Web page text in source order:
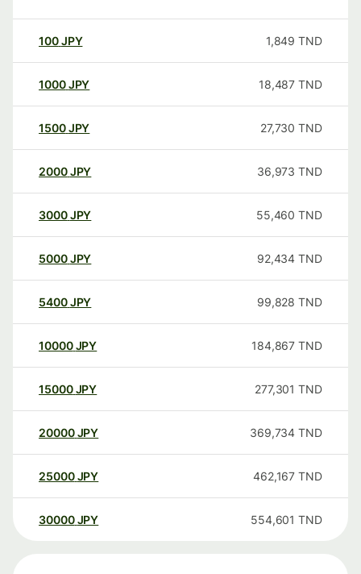
100JPY 1,849 TND
1000JPY 18,487 TND
1500JPY 27,730 TND
2000JPY 36,973 TND
3000JPY 55,460 TND
5000JPY 92,434 TND
5400JPY 99,828 TND
10000 JPY 184,867 TND
15000 JPY 277,301 TND
20000 JPY 369,734 TND
25000 JPY 462,167 TND
30000 JPY 554,601 TND